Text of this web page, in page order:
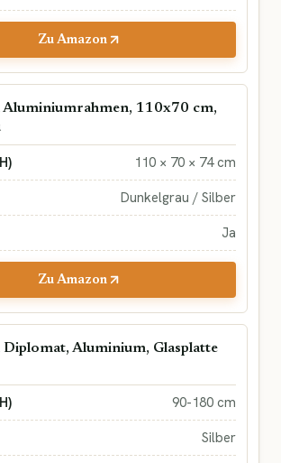
Zu Amazon
Aluminiumrahmen, 110x70 cm,
110 × 70 × 74 cm
Dunkelgrau / Silber
Ja
Zu Amazon
Diplomat, Aluminium, Glasplatte
90-180 cm
Silber